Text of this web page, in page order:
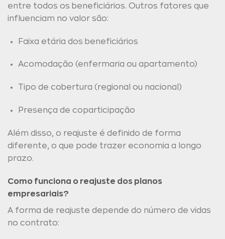
entre todos os beneficiários. Outros fatores que
influenciam no valor são:
Faixa etária dos beneficiários
Acomodação (enfermaria ou apartamento)
Tipo de cobertura (regional ou nacional)
Presença de coparticipação
Além disso, o reajuste é definido de forma
diferente, o que pode trazer economia a longo
prazo.
Como funciona o reajuste dos planos
empresariais?
A forma de reajuste depende do número de vidas
no contrato: